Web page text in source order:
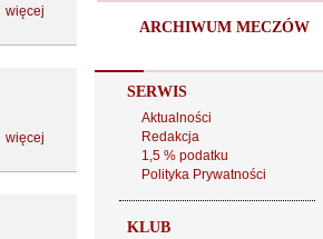
więcej
więcej
ARCHIWUM MECZÓW
SERWIS
Aktualności
Redakcja
1,5 % podatku
Polityka Prywatności
KLUB